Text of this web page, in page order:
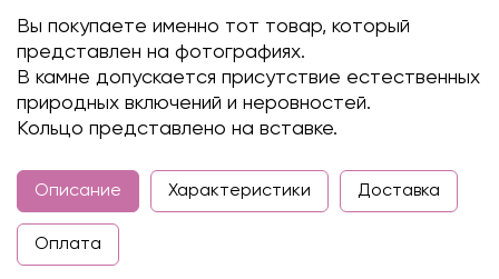
Вы покупаете именно тот товар, который
представлен на фотографиях.
В камне допускается присутствие естественных
природных включений и неровностей.
Кольцо представлено на вставке.
Описание Характеристики Доставка
Оплата